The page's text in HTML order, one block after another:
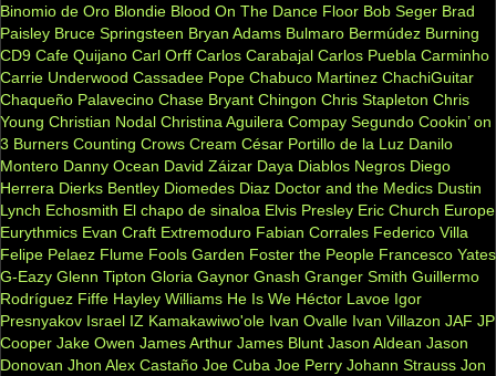
Binomio de Oro Blondie Blood On The Dance Floor Bob Seger Brad
Paisley Bruce Springsteen Bryan Adams Bulmaro Bermúdez Burning
CD9 Cafe Quijano Carl Orff Carlos Carabajal Carlos Puebla Carminho
Carrie Underwood Cassadee Pope Chabuco Martinez ChachiGuitar
Chaqueño Palavecino Chase Bryant Chingon Chris Stapleton Chris
Young Christian Nodal Christina Aguilera Compay Segundo Cookin’ on
3 Burners Counting Crows Cream César Portillo de la Luz Danilo
Montero Danny Ocean David Záizar Daya Diablos Negros Diego
Herrera Dierks Bentley Diomedes Diaz Doctor and the Medics Dustin
Lynch Echosmith El chapo de sinaloa Elvis Presley Eric Church Europe
Eurythmics Evan Craft Extremoduro Fabian Corrales Federico Villa
Felipe Pelaez Flume Fools Garden Foster the People Francesco Yates
G-Eazy Glenn Tipton Gloria Gaynor Gnash Granger Smith Guillermo
Rodríguez Fiffe Hayley Williams He Is We Héctor Lavoe Igor
Presnyakov Israel IZ Kamakawiwo'ole Ivan Ovalle Ivan Villazon JAF JP
Cooper Jake Owen James Arthur James Blunt Jason Aldean Jason
Donovan Jhon Alex Castaño Joe Cuba Joe Perry Johann Strauss Jon